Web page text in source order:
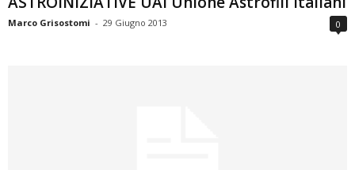
Marco Grisostomi - 29 Giugno 2013 0